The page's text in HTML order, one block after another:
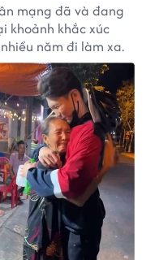
mạng đã và đang
khoảnh khắc xúc
năm đi làm xa.